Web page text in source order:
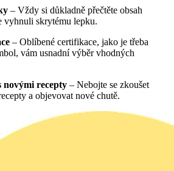
– Vždy si důkladně přečtěte obsah
vyhnuli skrytému lepku.
– Oblíbené certifikace, jako je třeba
vám usnadní výběr vhodných
novými recepty – Nebojte se zkoušet
a objevovat nové chutě.